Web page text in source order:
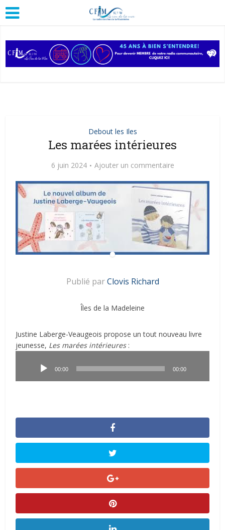
Debout les Iles
Les marées intérieures
6 juin 2024 Ajouter un commentaire
Publié parClovis Richard
Îles de la Madeleine
Justine Laberge-Veaugeois propose un tout nouveau livre
jeunesse, Les marées intérieures:
00:00 00:00